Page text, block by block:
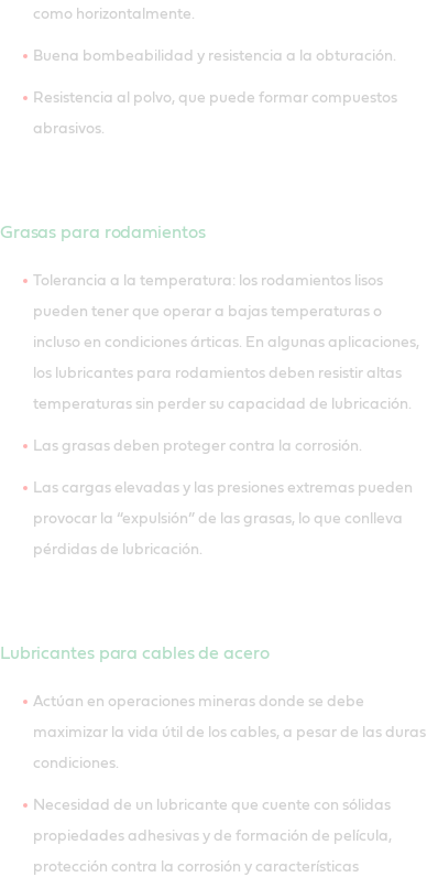
como horizontalmente.
Buena bombeabilidad y resistencia a la obturación.
Resistencia al polvo, que puede formar compuestos
abrasivos.
Grasas para rodamientos
Tolerancia a la temperatura: los rodamientos lisos
pueden tener que operar a bajas temperaturas o
incluso en condiciones árticas. En algunas aplicaciones,
los lubricantes para rodamientos deben resistir altas
temperaturas sin perder su capacidad de lubricación.
Las grasas deben proteger contra la corrosión.
Las cargas elevadas y las presiones extremas pueden
provocar la “expulsión” de las grasas, lo que conlleva
pérdidas de lubricación.
Lubricantes para cables de acero
Actúan en operaciones mineras donde se debe
maximizar la vida útil de los cables, a pesar de las duras
condiciones.
Necesidad de un lubricante que cuente con sólidas
propiedades adhesivas y de formación de película,
protección contra la corrosión y características